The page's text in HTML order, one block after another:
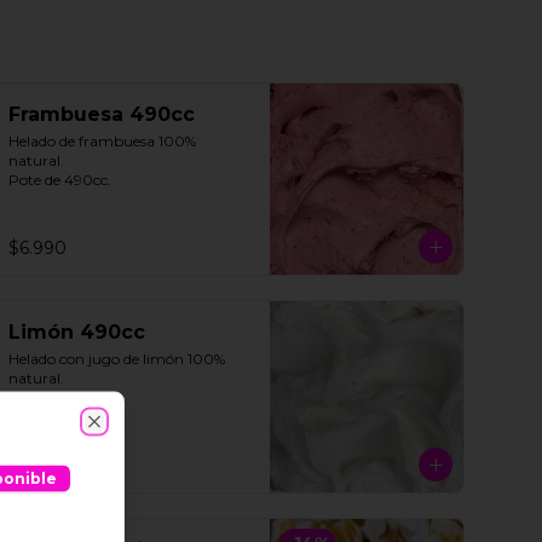
Frambuesa 490cc
Helado de frambuesa 100%
natural.
Pote de 490cc.
$6.990
Limón 490cc
Helado con jugo de limón 100%
natural.
Pote de 490cc.
$6.990
Close